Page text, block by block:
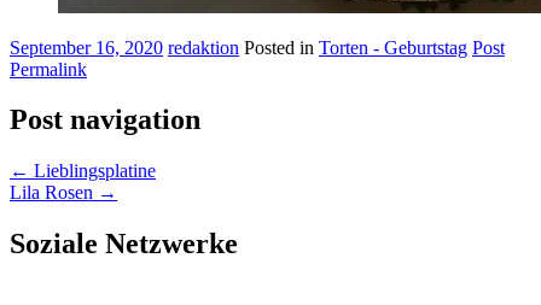
September 16, 2020 redaktion Posted in Torten - Geburtstag Post
Permalink
Post navigation
← Lieblingsplatine
Lila Rosen →
Soziale Netzwerke